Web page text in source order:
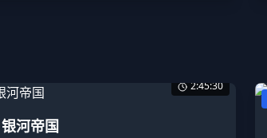
2:45:30
河帝国